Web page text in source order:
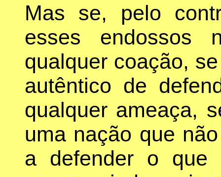
Mas se, pelo
esses endossos
qualquer coação,
autêntico de
qualquer ameaça,
uma nação que
a defender o que